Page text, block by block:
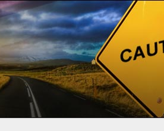
Forex Analytics
InstaForex TV
Forex TV News